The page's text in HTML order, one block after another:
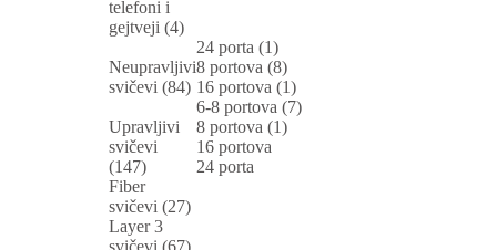
telefoni i
gejtveji (4)
Neupravljivi
svičevi (84)
24 porta (1)
8 portova (8)
16 portova (1)
6-8 portova (7)
Upravljivi
svičevi
(147)
8 portova (1)
16 portova
24 porta
Fiber
svičevi (27)
Layer 3